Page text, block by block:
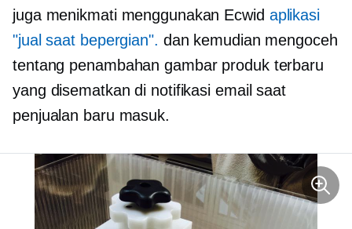
juga menikmati menggunakan Ecwid aplikasi
"jual saat bepergian". dan kemudian mengoceh
tentang penambahan gambar produk terbaru
yang disematkan di notifikasi email saat
penjualan baru masuk.